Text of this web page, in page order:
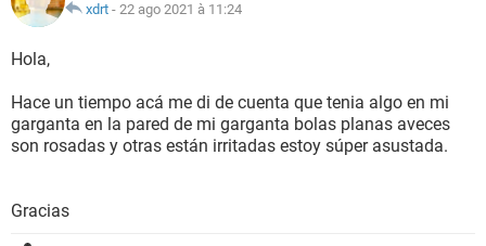
NUTRICIÓN
BIENESTAR
SEXUALIDAD
xdrt - 22 ago 2021 à 11:24
Hola,
Hace un tiempo acá me di de cuenta que tenia algo en mi
garganta en la pared de mi garganta bolas planas aveces
son rosadas y otras están irritadas estoy súper asustada.
Gracias